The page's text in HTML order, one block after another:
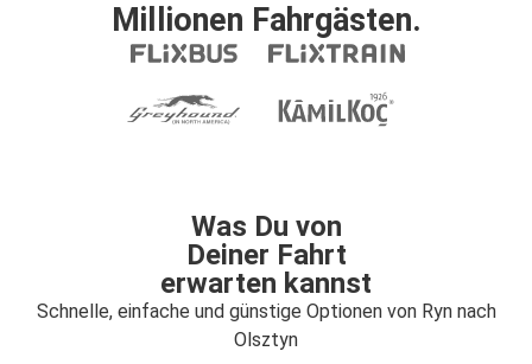
Millionen Fahrgästen.
Was Du von
Deiner Fahrt
erwarten kannst
Schnelle, einfache und günstige Optionen von Ryn nach
Olsztyn